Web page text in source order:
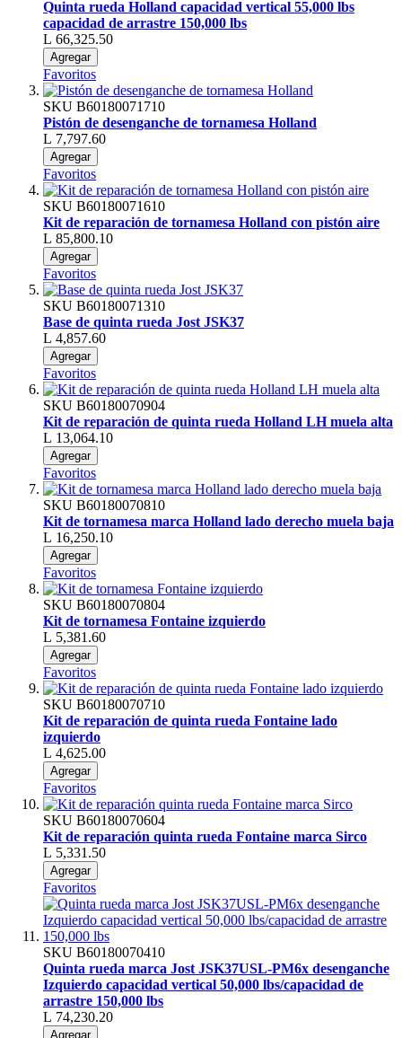
Quinta rueda Holland capacidad vertical 55,000 lbs
capacidad de arrastre 150,000 lbs
L 66,325.50
Agregar
Favoritos
SKU B60180071710
Pistón de desenganche de tornamesa Holland
L 7,797.60
Agregar
Favoritos
SKU B60180071610
Kit de reparación de tornamesa Holland con pistón aire
L 85,800.10
Agregar
Favoritos
SKU B60180071310
Base de quinta rueda Jost JSK37
L 4,857.60
Agregar
Favoritos
SKU B60180070904
Kit de reparación de quinta rueda Holland LH muela alta
L 13,064.10
Agregar
Favoritos
SKU B60180070810
Kit de tornamesa marca Holland lado derecho muela baja
L 16,250.10
Agregar
Favoritos
SKU B60180070804
Kit de tornamesa Fontaine izquierdo
L 5,381.60
Agregar
Favoritos
SKU B60180070710
Kit de reparación de quinta rueda Fontaine lado
izquierdo
L 4,625.00
Agregar
Favoritos
SKU B60180070604
Kit de reparación quinta rueda Fontaine marca Sirco
L 5,331.50
Agregar
Favoritos
SKU B60180070410
Quinta rueda marca Jost JSK37USL-PM6x desenganche
Izquierdo capacidad vertical 50,000 lbs/capacidad de
arrastre 150,000 lbs
L 74,230.20
Agregar